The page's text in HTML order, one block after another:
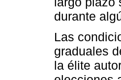
durante
Las
graduales
la élite